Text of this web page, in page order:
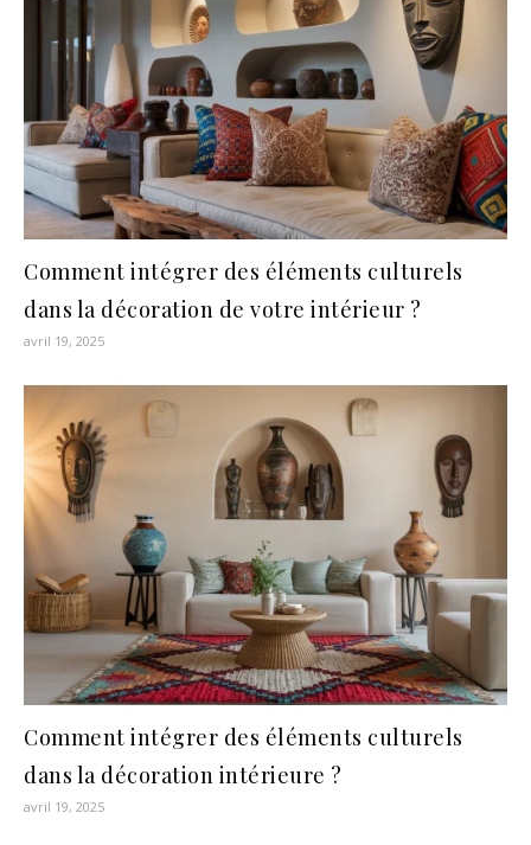
Comment intégrer des éléments culturels
dans la décoration de votre intérieur ?
avril 19, 2025
Comment intégrer des éléments culturels
dans la décoration intérieure ?
avril 19, 2025